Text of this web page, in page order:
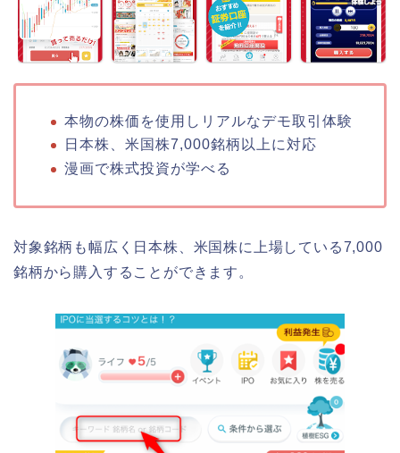
本物の株価を使用しリアルなデモ取引体験
日本株、米国株7,000銘柄以上に対応
漫画で株式投資が学べる
対象銘柄も幅広く日本株、米国株に上場している7,000
銘柄から購入することができます。